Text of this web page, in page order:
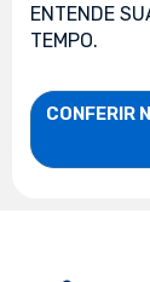
ENTENDE
TEMPO.
CONFERIR